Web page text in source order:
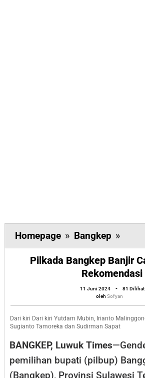
Homepage » Bangkep »
Calon,
Minus
Pilkada Bangkep Banjir
Rekomendasi
11 Juni 2024
oleh
Sofyan
-
81 Dilihat
oleh Sofyan
Dari kiri Dari kiri Yutdam Mubin, Irianto
Sugianto Tamoreka dan Sudirman Sapat
BANGKEP, Luwuk Times
pemilihan bupati (pilbup)
(Bangkep), Provinsi Sulawesi